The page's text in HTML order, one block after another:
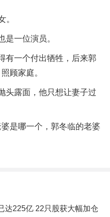
。
是一位演员。
有一个付出牺牲，后来郭
顾家庭。
头露面，他只想让妻子过
是哪一个，郭冬临的老婆
达225亿 22只股获大幅加仓